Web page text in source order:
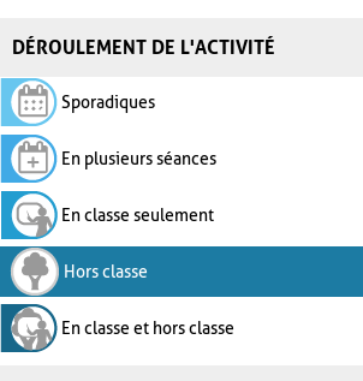
DÉROULEMENT DE L'ACTIVITÉ
Sporadiques
En plusieurs séances
En classe seulement
Hors classe
En classe et hors classe